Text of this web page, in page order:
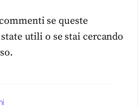
se queste
utili o se stai cercando